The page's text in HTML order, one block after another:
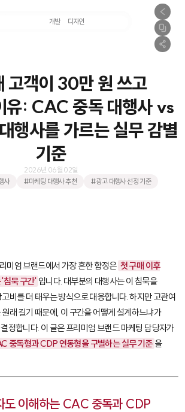
개발 디자인
고객이 30만 원 쓰고
유: CAC 중독 대행사 vs
행사를 가르는 실무 감별
기준
2026년 06월 02일
사
#마케팅 대행사 추천 #광고 대행사 선정 기준
미엄 브랜드에서 가장 흔한 함정은 첫 구매 이후
침묵 구간' 입니다. 대부분의 대행사는 이 침묵을
비를 더 태우는 방식으로 대응합니다. 하지만 고관여
래 길기 때문에, 이 구간을 어떻게 설계하느냐가
정합니다. 이 글은 프리미엄 브랜드 마케팅 담당자가
중독형과 CDP 연동형을 구별하는 실무 기준 을
도 이해하는 CAC 중독과 CDP